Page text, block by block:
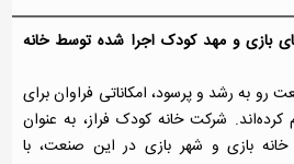
بازی و مهد کودک اجرا شده توسط خانه
رو به رشد و پرسود، امکاناتی فراوان برای
شرکت خانه کودک فراز، به عنوان
خانه بازی و شهر بازی در این صنعت، با